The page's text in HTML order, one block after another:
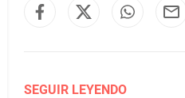
SEGUIR LEYENDO